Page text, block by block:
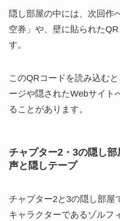
隠し部屋の中には、次回作
空券」や、壁に貼られた
す。
このQRコードを読み込む
ージや隠されたWebサイト
ることがあります。
チャプター2・3の隠し
声と隠しテープ
チャプター2と3の隠し部屋
キャラクターであるゾルフ